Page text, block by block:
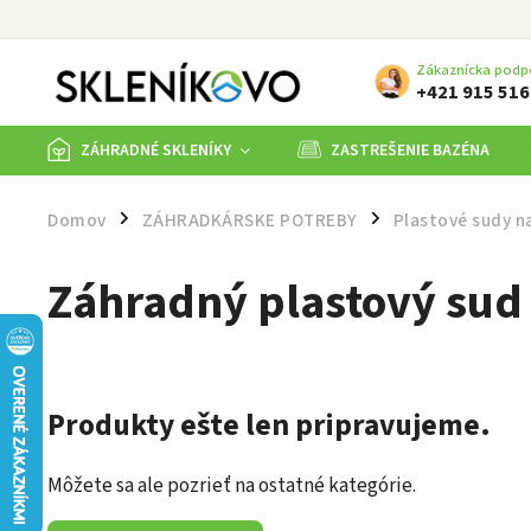
Zákaznícka
+421 915
ZÁHRADNÉ SKLENÍKY ZASTREŠENIE BAZÉNA
Domov / ZÁHRADKÁRSKE POTREBY / Plastové sudy
Záhradný plastový sud
Produkty ešte len pripravujeme.
Môžete sa ale pozrieť na ostatné kategórie.